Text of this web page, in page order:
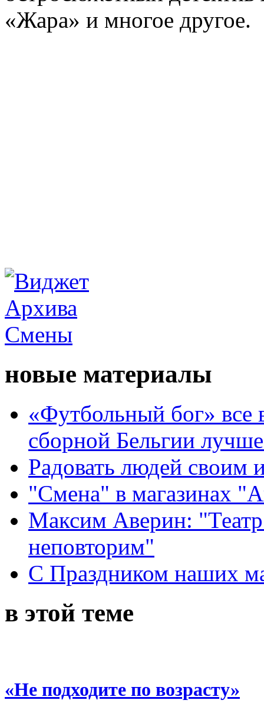
«Жара» и многое другое.
новые материалы
«Футбольный бог» все
сборной Бельгии
Радовать людей своим
"Смена" в магазинах
Максим Аверин:
неповторим"
С Праздником наших
в этой теме
«Не подходите по возрасту»